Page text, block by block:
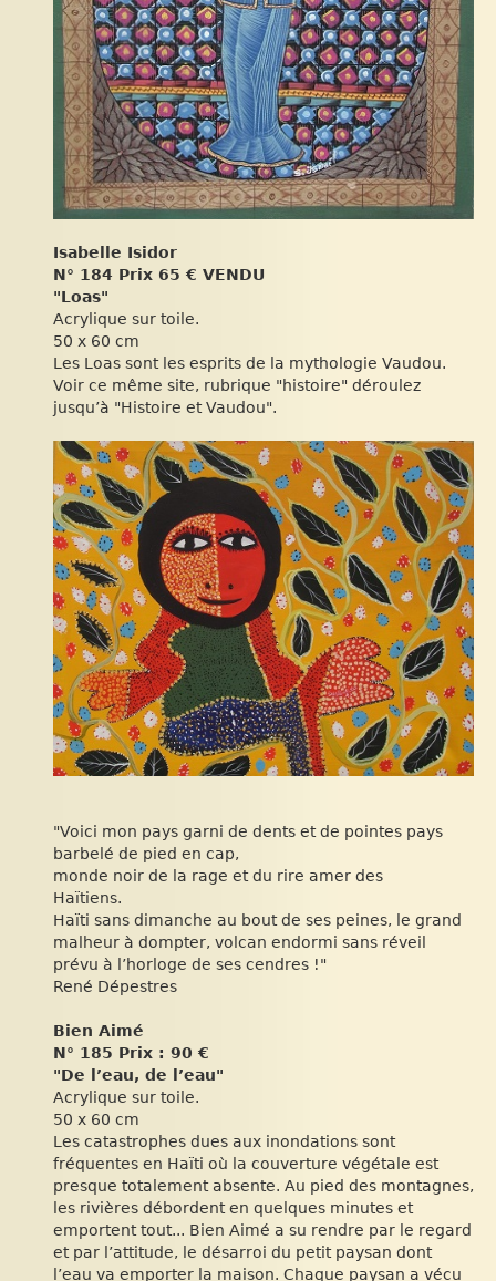
Isabelle Isidor
N° 184 Prix 65 € VENDU
"Loas"
Acrylique sur toile.
50 x 60 cm
Les Loas sont les esprits de la mythologie Vaudou.
Voir ce même site, rubrique "histoire" déroulez
jusqu’à "Histoire et Vaudou".
"Voici mon pays garni de dents et de pointes pays
barbelé de pied en cap,
monde noir de la rage et du rire amer des
Haïtiens.
Haïti sans dimanche au bout de ses peines, le grand
malheur à dompter, volcan endormi sans réveil
prévu à l’horloge de ses cendres !"
René Dépestres
Bien Aimé
N° 185 Prix : 90 €
"De l’eau, de l’eau"
Acrylique sur toile.
50 x 60 cm
Les catastrophes dues aux inondations sont
fréquentes en Haïti où la couverture végétale est
presque totalement absente. Au pied des montagnes,
les rivières débordent en quelques minutes et
emportent tout... Bien Aimé a su rendre par le regard
et par l’attitude, le désarroi du petit paysan dont
l’eau va emporter la maison. Chaque paysan a vécu